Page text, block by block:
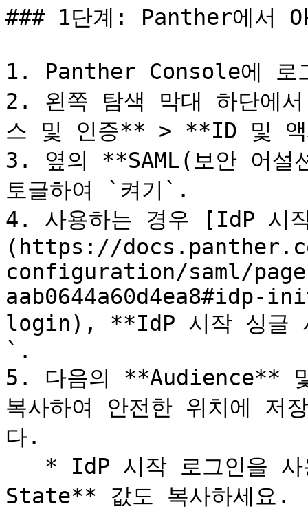
### 1단계: Panther에서
1. Panther Console에 로
2. 왼쪽 탐색 막대 하단에
스 및 인증** > **ID 및
3. 옆의 **SAML(보안 어
토글하여 `켜기`.
4. 사용하는 경우 [IdP 시
(https://
configuration/saml/
login), **IdP 시작 싱글
`.
5. 다음의 **Audience**
복사하여 안전한 위치에 저
다.
State** 값도 복사하세요.